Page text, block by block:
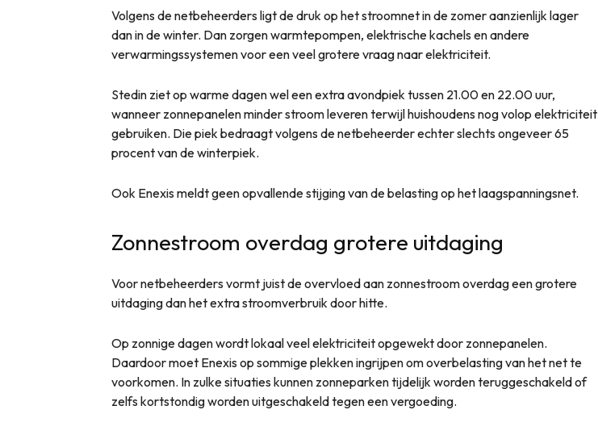
Volgens de netbeheerders ligt de druk op het stroomnet in de zomer aanzienlijk lager
dan in de winter. Dan zorgen warmtepompen, elektrische kachels en andere
verwarmingssystemen voor een veel grotere vraag naar elektriciteit.
Stedin ziet op warme dagen wel een extra avondpiek tussen 21.00 en 22.00 uur,
wanneer zonnepanelen minder stroom leveren terwijl huishoudens nog volop elektriciteit
gebruiken. Die piek bedraagt volgens de netbeheerder echter slechts ongeveer 65
procent van de winterpiek.
Ook Enexis meldt geen opvallende stijging van de belasting op het laagspanningsnet.
Zonnestroom overdag grotere uitdaging
Voor netbeheerders vormt juist de overvloed aan zonnestroom overdag een grotere
uitdaging dan het extra stroomverbruik door hitte.
Op zonnige dagen wordt lokaal veel elektriciteit opgewekt door zonnepanelen.
Daardoor moet Enexis op sommige plekken ingrijpen om overbelasting van het net te
voorkomen. In zulke situaties kunnen zonneparken tijdelijk worden teruggeschakeld of
zelfs kortstondig worden uitgeschakeld tegen een vergoeding.